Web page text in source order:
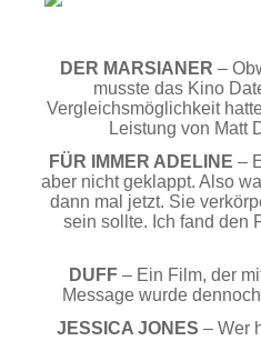
DER MARSIANER –
musste das Kino
Vergleichsmöglichkeit
Leistung von Matt
FÜR IMMER ADELINE –
aber nicht geklappt. Also
dann mal jetzt. Sie
sein sollte. Ich fand den
DUFF– Ein Film, der
Message wurde
JESSICA JONES – Wer